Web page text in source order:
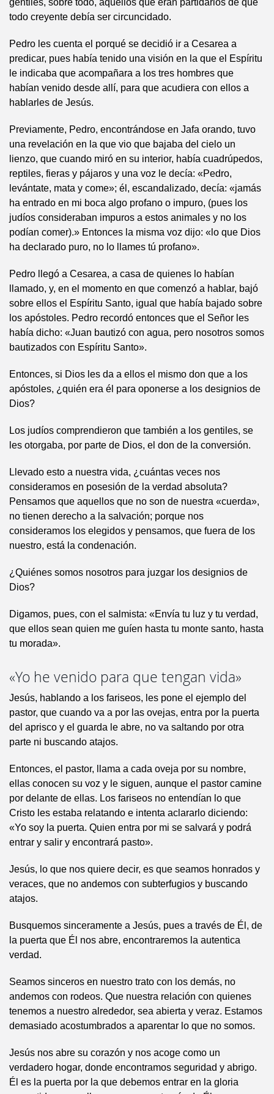
gentiles, sobre todo, aquellos que eran partidarios de que
todo creyente debía ser circuncidado.
Pedro les cuenta el porqué se decidió ir a Cesarea a
predicar, pues había tenido una visión en la que el Espíritu
le indicaba que acompañara a los tres hombres que
habían venido desde allí, para que acudiera con ellos a
hablarles de Jesús.
Previamente, Pedro, encontrándose en Jafa orando, tuvo
una revelación en la que vio que bajaba del cielo un
lienzo, que cuando miró en su interior, había cuadrúpedos,
reptiles, fieras y pájaros y una voz le decía: «Pedro,
levántate, mata y come»; él, escandalizado, decía: «jamás
ha entrado en mi boca algo profano o impuro, (pues los
judíos consideraban impuros a estos animales y no los
podían comer).» Entonces la misma voz dijo: «lo que Dios
ha declarado puro, no lo llames tú profano».
Pedro llegó a Cesarea, a casa de quienes lo habían
llamado, y, en el momento en que comenzó a hablar, bajó
sobre ellos el Espíritu Santo, igual que había bajado sobre
los apóstoles. Pedro recordó entonces que el Señor les
había dicho: «Juan bautizó con agua, pero nosotros somos
bautizados con Espíritu Santo».
Entonces, si Dios les da a ellos el mismo don que a los
apóstoles, ¿quién era él para oponerse a los designios de
Dios?
Los judíos comprendieron que también a los gentiles, se
les otorgaba, por parte de Dios, el don de la conversión.
Llevado esto a nuestra vida, ¿cuántas veces nos
consideramos en posesión de la verdad absoluta?
Pensamos que aquellos que no son de nuestra «cuerda»,
no tienen derecho a la salvación; porque nos
consideramos los elegidos y pensamos, que fuera de los
nuestro, está la condenación.
¿Quiénes somos nosotros para juzgar los designios de
Dios?
Digamos, pues, con el salmista: «Envía tu luz y tu verdad,
que ellos sean quien me guíen hasta tu monte santo, hasta
tu morada».
«Yo he venido para que tengan vida»
Jesús, hablando a los fariseos, les pone el ejemplo del
pastor, que cuando va a por las ovejas, entra por la puerta
del aprisco y el guarda le abre, no va saltando por otra
parte ni buscando atajos.
Entonces, el pastor, llama a cada oveja por su nombre,
ellas conocen su voz y le siguen, aunque el pastor camine
por delante de ellas. Los fariseos no entendían lo que
Cristo les estaba relatando e intenta aclararlo diciendo:
«Yo soy la puerta. Quien entra por mi se salvará y podrá
entrar y salir y encontrará pasto».
Jesús, lo que nos quiere decir, es que seamos honrados y
veraces, que no andemos con subterfugios y buscando
atajos.
Busquemos sinceramente a Jesús, pues a través de Él, de
la puerta que Él nos abre, encontraremos la autentica
verdad.
Seamos sinceros en nuestro trato con los demás, no
andemos con rodeos. Que nuestra relación con quienes
tenemos a nuestro alrededor, sea abierta y veraz. Estamos
demasiado acostumbrados a aparentar lo que no somos.
Jesús nos abre su corazón y nos acoge como un
verdadero hogar, donde encontramos seguridad y abrigo.
Él es la puerta por la que debemos entrar en la gloria